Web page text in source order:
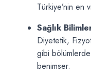
Türkiye’nin en
Sağlık
Diyetetik,
gibi
benimser.